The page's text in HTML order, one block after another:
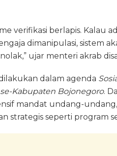
verifikasi berlapis. Kalau
dimanipulasi, sistem
ujar menteri akrab
dalam agenda
se-Kabupaten Bojonegoro.
mandat undang-
strategis seperti program